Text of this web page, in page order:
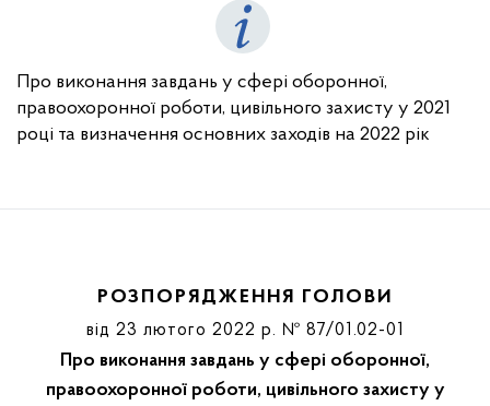
Про виконання завдань у сфері оборонної,
правоохоронної роботи, цивільного захисту у 2021
році та визначення основних заходів на 2022 рік
РОЗПОРЯДЖЕННЯ ГОЛОВИ
від 23 лютого 2022 р. № 87/01.02-01
Про виконання завдань у сфері оборонної,
правоохоронної роботи, цивільного захисту у